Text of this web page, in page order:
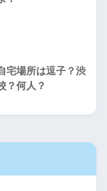
宅場所は逗子？渋
？何人？